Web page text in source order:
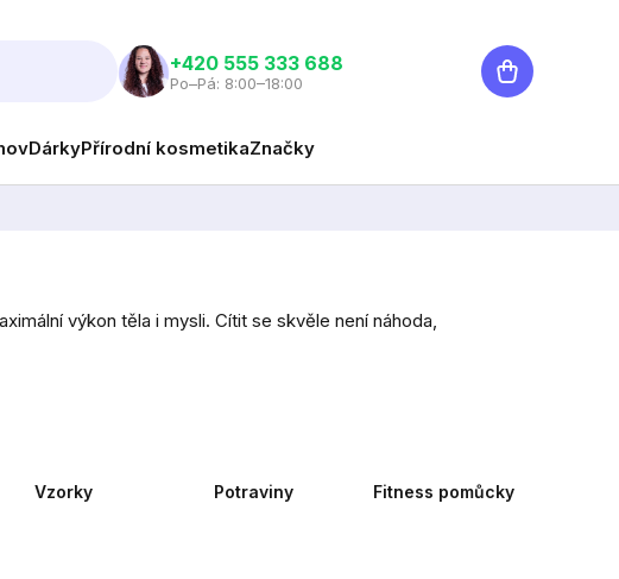
‭+420 555 333 688
Po–Pá: 8:00–18:00
Nákupní
košík
DárkyPřírodní kosmetikaZnačky
výkon těla i mysli. Cítit se skvěle není náhoda,
Vzorky Potraviny Fitness pomůcky